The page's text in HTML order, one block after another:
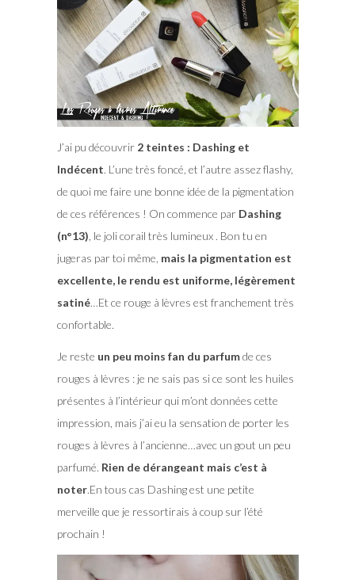
J’ai pu découvrir2 teintes : Dashing et
Indécent. L’une très foncé, et l’autre assez flashy,
de quoi me faire une bonne idée de la pigmentation
de ces références ! On commence par Dashing
(n°13) , le joli corail très lumineux . Bon tu en
jugeras par toi même, mais la pigmentation est
excellente, le rendu est uniforme, légèrement
satiné…Et ce rouge à lèvres est franchement très
confortable.
Je reste un peu moins fan du parfumde ces
rouges à lèvres : je ne sais pas si ce sont les huiles
présentes à l’intérieur qui m’ont données cette
impression, mais j’ai eu la sensation de porter les
rouges à lèvres à l’ancienne…avec un gout un peu
parfumé. Rien de dérangeant mais c’est à
noter.En tous cas Dashing est une petite
merveille que je ressortirais à coup sur l’été
prochain !